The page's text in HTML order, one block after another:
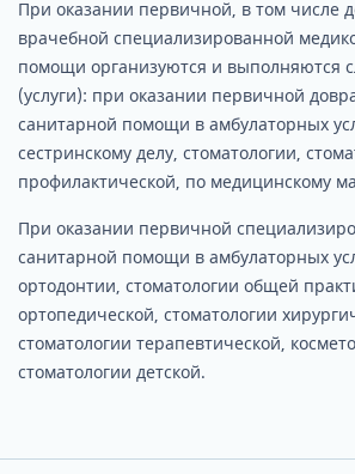
При оказании первичной, в том числе
врачебной специализированной
помощи организуются и выполняются
(услуги): при оказании первичной
санитарной помощи в амбулаторных
сестринскому делу, стоматологии,
профилактической, по медицинскому
При оказании первичной
санитарной помощи в амбулаторных
ортодонтии, стоматологии общей
ортопедической, стоматологии
стоматологии терапевтической,
стоматологии детской.